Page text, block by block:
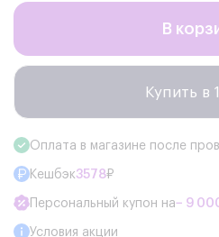
В
Купить в
Оплата в магазине после
Кешбэк3578₽
Персональный купон на− 9
Условия акции